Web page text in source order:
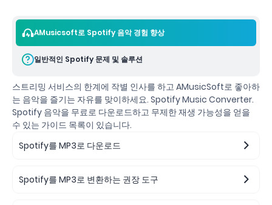
AMusicsoft로 Spotify 음악 경험 향상
일반적인 Spotify 문제 및 솔루션
스트리밍 서비스의 한계에 작별 인사를 하고 AMusicSoft로 좋아하
는 음악을 즐기는 자유를 맞이하세요. Spotify Music Converter.
Spotify 음악을 무료로 다운로드하고 무제한 재생 가능성을 얻을
수 있는 가이드 목록이 있습니다.
Spotify를 MP3로 다운로드
Spotify를 MP3로 변환하는 권장 도구